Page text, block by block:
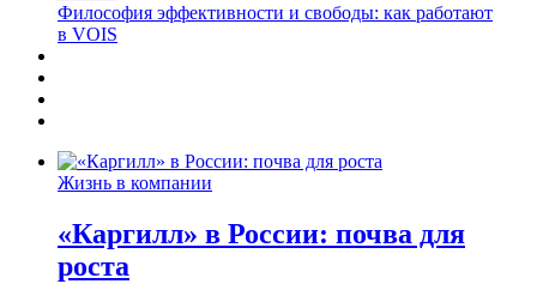
Философия эффективности и свободы: как работают
в VOIS
Жизнь в компании
«Каргилл» в России: почва для
роста